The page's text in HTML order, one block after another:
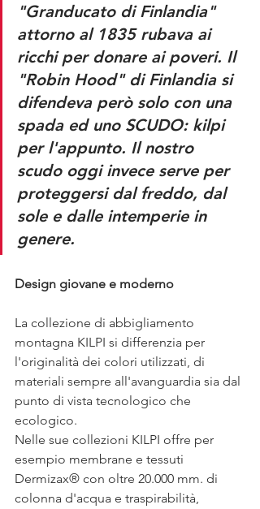
"Granducato di Finlandia"
attorno al 1835 rubava ai
ricchi per donare ai poveri. Il
"Robin Hood" di Finlandia si
difendeva però solo con una
spada ed uno SCUDO: kilpi
per l'appunto. Il nostro
scudo oggi invece serve per
proteggersi dal freddo, dal
sole e dalle intemperie in
genere.
Design giovane e moderno
La collezione di abbigliamento
montagna KILPI si differenzia per
l'originalità dei colori utilizzati, di
materiali sempre all'avanguardia sia dal
punto di vista tecnologico che
ecologico.
Nelle sue collezioni KILPI offre per
esempio membrane e tessuti
Dermizax® con oltre 20.000 mm. di
colonna d'acqua e traspirabilità,